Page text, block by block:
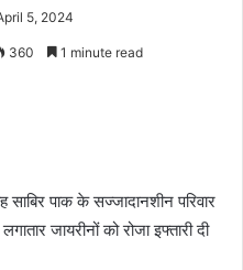
5, 2024
360 1 minute read
साबिर पाक के सज्जादानशीन परिवार
जायरीनों को रोजा इफ्तारी दी